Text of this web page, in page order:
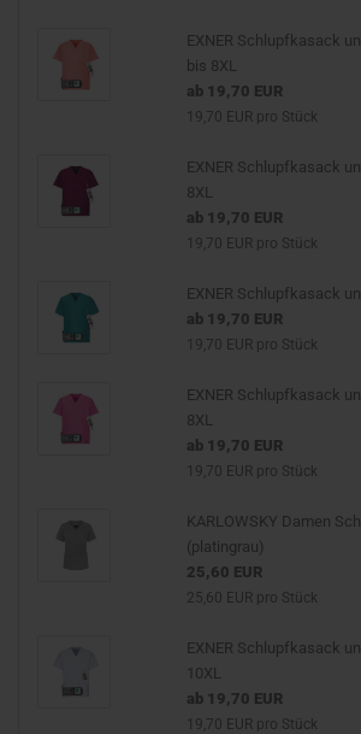
EXNER Schlupfkasack
bis 8XL
ab 19,70 EUR
19,70 EUR pro Stück
EXNER Schlupfkasack
8XL
ab 19,70 EUR
19,70 EUR pro Stück
EXNER Schlupfkasack
ab 19,70 EUR
19,70 EUR pro Stück
EXNER Schlupfkasack
8XL
ab 19,70 EUR
19,70 EUR pro Stück
KARLOWSKY Damen
(platingrau)
25,60 EUR
25,60 EUR pro Stück
EXNER Schlupfkasack
10XL
ab 19,70 EUR
19,70 EUR pro Stück